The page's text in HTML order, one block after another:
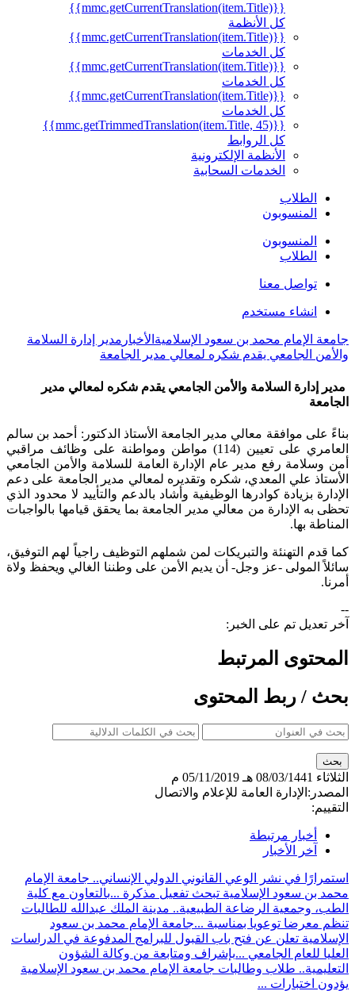
{{mmc.getCurrentTranslation(item.Title)}}
كل الأنظمة
{{mmc.getCurrentTranslation(item.Title)}}
كل الخدمات
{{mmc.getCurrentTranslation(item.Title)}}
كل الخدمات
{{mmc.getCurrentTranslation(item.Title)}}
كل الخدمات
{{mmc.getTrimmedTranslation(item.Title, 45)}}
كل الروابط
الأنظمة الإلكترونية
الخدمات السحابية
الطلاب
المنسوبون
المنسوبون
الطلاب
تواصل معنا
انشاء مستخدم
جامعة الإمام محمد بن سعود الإسلامية الأخبار مدير إدارة السلامة
والأمن الجامعي يقدم شكره لمعالي مدير الجامعة
مدير إدارة السلامة والأمن الجامعي يقدم شكره لمعالي مدير
الجامعة
​بناءً على موافقة معالي مدير الجامعة الأستاذ الدكتور: أحمد بن سالم
العامري على تعيين (114) مواطن ومواطنة على وظائف مراقبي
أمن وسلامة رفع مدير عام الإدارة العامة للسلامة والأمن الجامعي
الأستاذ علي المعدي، شكره وتقديره لمعالي مدير الجامعة على دعم
الإدارة بزيادة كوادرها الوظيفية وأشاد بالدعم والتأييد لا محدود الذي
تحظى به الإدارة من معالي مدير الجامعة بما يحقق قيامها بالواجبات
المناطة بها.
كما قدم التهنئة والتبريكات لمن شملهم التوظيف راجياً لهم التوفيق،
سائلاً المولى -عز وجل- أن يديم الأمن على وطننا الغالي ويحفظ ولاة
أمرنا.
--
آخر تعديل تم على الخبر:
المحتوى المرتبط
بحث / ربط المحتوى
الثلاثاء 08/03/1441 هـ
05/11/2019 م
المصدر: الإدارة العامة للإعلام والاتصال
التقييم:
أخبار مرتبطة
آخر الأخبار
استمرارًا في نشر الوعي القانوني الدولي الإنساني.. جامعة الإمام
محمد بن سعود الإسلامية تبحث تفعيل مذكرة ...بالتعاون مع كلية
الطب، وجمعية الرضاعة الطبيعية.. مدينة الملك عبدالله للطالبات
تنظم معرضا توعويا بمناسبة ...جامعة الإمام محمد بن سعود
الإسلامية تعلن عن فتح باب القبول للبرامج المدفوعة في الدراسات
العليا للعام الجامعي ...بإشراف ومتابعة من وكالة الشؤون
التعليمية.. طلاب وطالبات جامعة الإمام محمد بن سعود الإسلامية
يؤدون اختبارات ...